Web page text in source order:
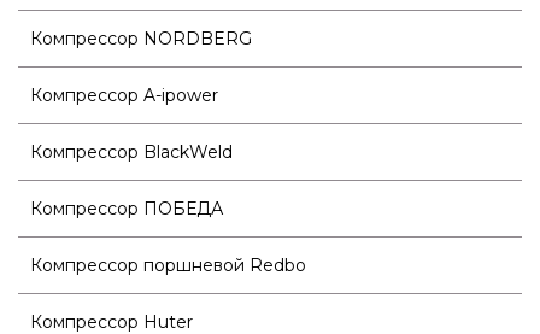
Компрессор NORDBERG
Компрессор A-ipower
Компрессор BlackWeld
Компрессор ПОБЕДА
Компрессор поршневой Redbo
Компрессор Huter